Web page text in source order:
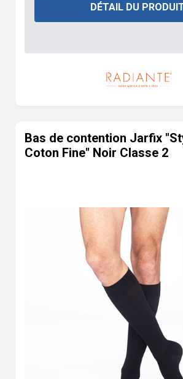
DÉTAIL DU
Bas de contention Jarfix
Coton Fine" Noir Classe 2